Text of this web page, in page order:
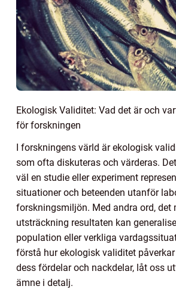
Ekologisk Validitet: Vad det är och
för forskningen
I forskningens värld är ekologisk
som ofta diskuteras och värderas.
väl en studie eller experiment
situationer och beteenden utanför
forskningsmiljön. Med andra ord, det
utsträckning resultaten kan
population eller verkliga
förstå hur ekologisk validitet
dess fördelar och nackdelar, låt oss
ämne i detalj.